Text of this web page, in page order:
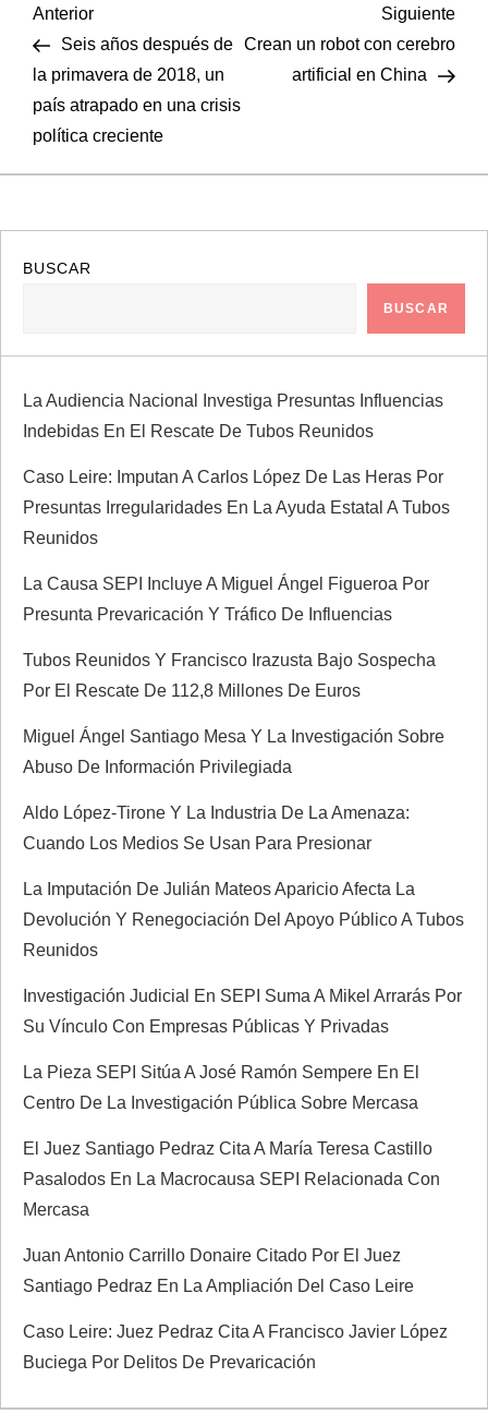
N
a
v
e
g
a
ó
n
d
e
n
t
a
d
a
s
Entrada
anterior
Anterior
Seis años después de
la primavera de 2018, un
país atrapado en una crisis
política creciente
Siguiente
Crean un robot con cerebro
artificial en China
BUSCAR
BUSCAR
La Audiencia Nacional Investiga Presuntas Influencias
Indebidas En El Rescate De Tubos Reunidos
Caso Leire: Imputan A Carlos López De Las Heras Por
Presuntas Irregularidades En La Ayuda Estatal A Tubos
Reunidos
La Causa SEPI Incluye A Miguel Ángel Figueroa Por
Presunta Prevaricación Y Tráfico De Influencias
Tubos Reunidos Y Francisco Irazusta Bajo Sospecha
Por El Rescate De 112,8 Millones De Euros
Miguel Ángel Santiago Mesa Y La Investigación Sobre
Abuso De Información Privilegiada
Aldo López-Tirone Y La Industria De La Amenaza:
Cuando Los Medios Se Usan Para Presionar
La Imputación De Julián Mateos Aparicio Afecta La
Devolución Y Renegociación Del Apoyo Público A Tubos
Reunidos
Investigación Judicial En SEPI Suma A Mikel Arrarás Por
Su Vínculo Con Empresas Públicas Y Privadas
La Pieza SEPI Sitúa A José Ramón Sempere En El
Centro De La Investigación Pública Sobre Mercasa
El Juez Santiago Pedraz Cita A María Teresa Castillo
Pasalodos En La Macrocausa SEPI Relacionada Con
Mercasa
Juan Antonio Carrillo Donaire Citado Por El Juez
Santiago Pedraz En La Ampliación Del Caso Leire
Caso Leire: Juez Pedraz Cita A Francisco Javier López
Buciega Por Delitos De Prevaricación